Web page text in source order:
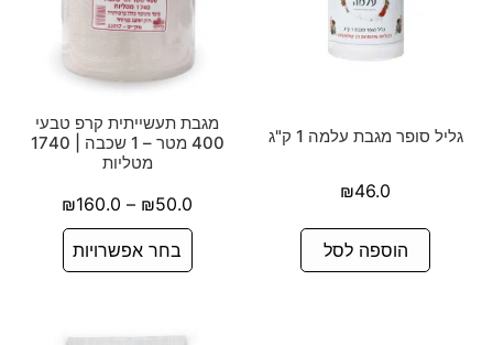
גליל סופר מגבת עלמה 1 ק"ג
₪46.0
הוספה לסל
מגבת תעשייתית קרפ טבעי
400 מטר – 1 שכבה | 1740
מטליות
₪50.0
–
₪160.0
בחר אפשרויות